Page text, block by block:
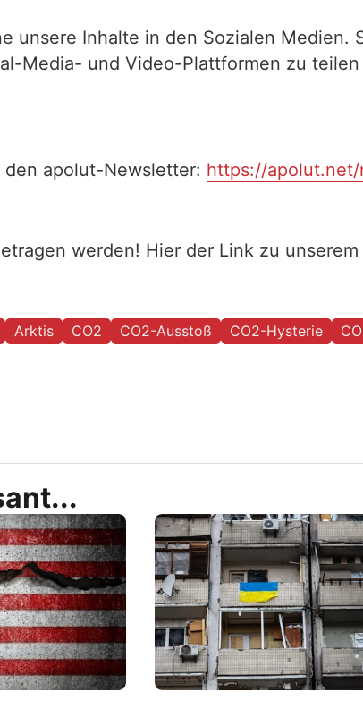
unsere Inhalte in den Sozialen Medien.
Media- und Video-Plattformen zu
apolut-Newsletter: https://
werden! Hier der Link zu unserem
Arktis CO2 CO2-Ausstoß CO2-Hysterie